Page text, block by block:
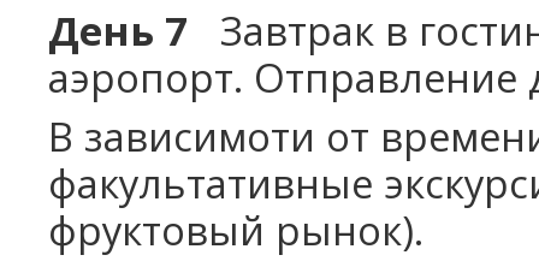
День 7 Завтрак в
аэропорт. Отправление
В зависимоти от
факультативные
фруктовый рынок).